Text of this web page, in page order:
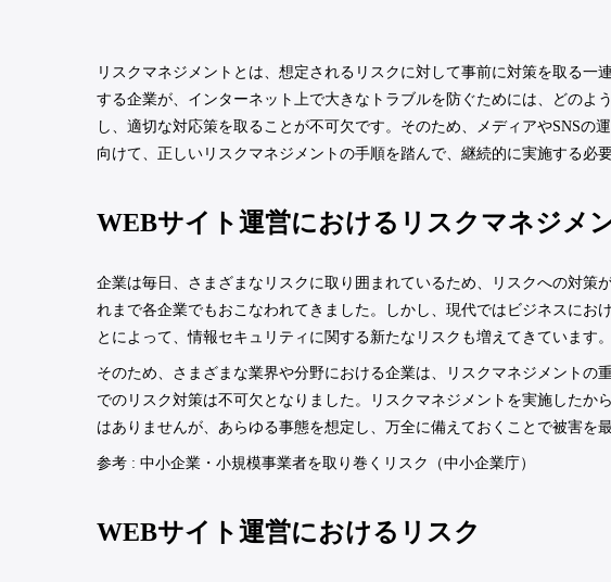
リスクマネジメントとは、想定されるリスクに対して事前に対策を取る一
する企業が、インターネット上で大きなトラブルを防ぐためには、どのよ
し、適切な対応策を取ることが不可欠です。そのため、メディアやSNSの
向けて、正しいリスクマネジメントの手順を踏んで、継続的に実施する必要
WEBサイト運営におけるリスクマネジメ
企業は毎日、さまざまなリスクに取り囲まれているため、リスクへの対策
れまで各企業でもおこなわれてきました。しかし、現代ではビジネスにお
とによって、情報セキュリティに関する新たなリスクも増えてきています。
そのため、さまざまな業界や分野における企業は、リスクマネジメントの
でのリスク対策は不可欠となりました。リスクマネジメントを実施したか
はありませんが、あらゆる事態を想定し、万全に備えておくことで被害を
参考 : 中小企業・小規模事業者を取り巻くリスク（中小企業庁）
WEBサイト運営におけるリスク